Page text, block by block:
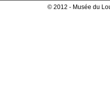
© 2012 - Musée du